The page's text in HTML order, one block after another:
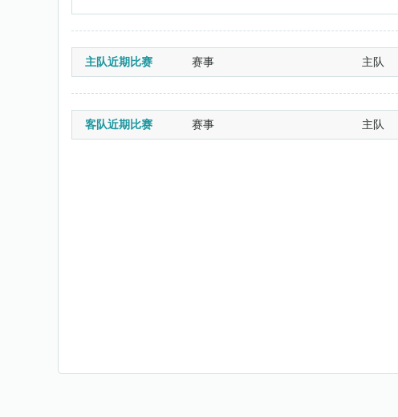
主队近期比赛 赛事 主队
客队近期比赛 赛事 主队